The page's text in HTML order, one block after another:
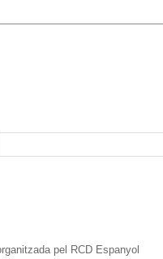
pel RCD Espanyol